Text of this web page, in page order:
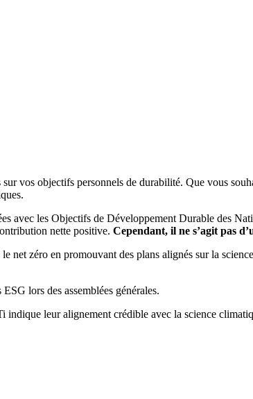
vos objectifs personnels de durabilité. Que vous
avec les Objectifs de Développement Durable des
nette positive. Cependant, il ne s’agit pas
net zéro en promouvant des plans alignés sur la
lors des assemblées générales.
indique leur alignement crédible avec la science